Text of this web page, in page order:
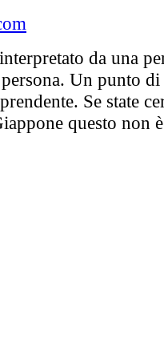
da una
Un punto
Se state
questo non